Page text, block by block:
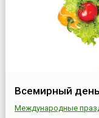
Всемирный
Международные